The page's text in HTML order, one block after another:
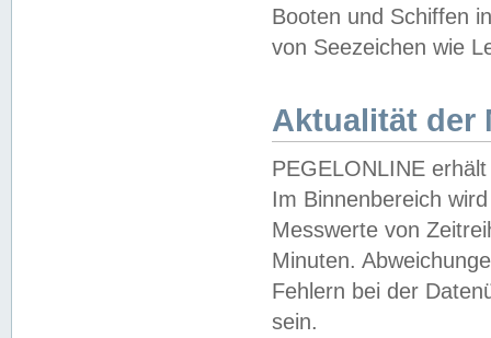
Booten und Schiffen
von Seezeichen wie
Aktualität der
PEGELONLINE
Im Binnenbereich
Messwerte von
Minuten.
Fehlern bei der
sein.